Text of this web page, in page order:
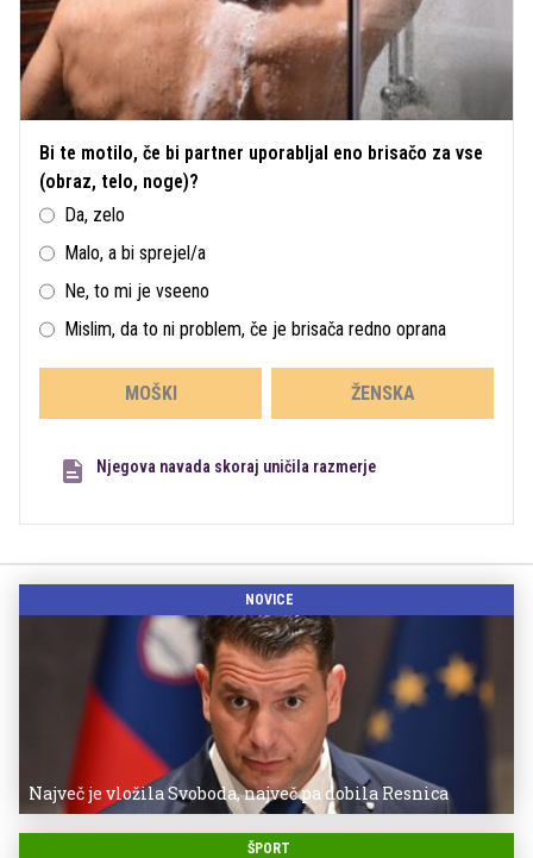
Bi te motilo, če bi partner uporabljal eno brisačo za vse
(obraz, telo, noge)?
Da, zelo
Malo, a bi sprejel/a
Ne, to mi je vseeno
Mislim, da to ni problem, če je brisača redno oprana
MOŠKI ŽENSKA
Njegova navada skoraj uničila razmerje
NOVICE
Največ je vložila Svoboda, največ pa dobila Resnica
ŠPORT